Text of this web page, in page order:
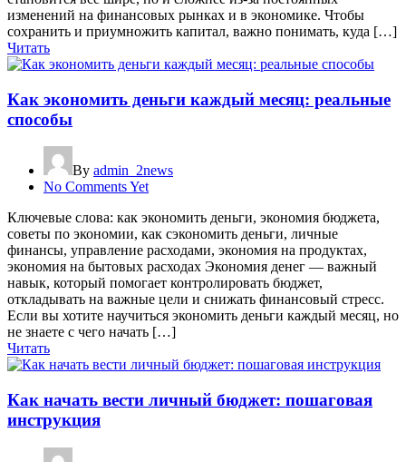
изменений на финансовых рынках и в экономике. Чтобы
сохранить и приумножить капитал, важно понимать, куда […]
Читать
Как экономить деньги каждый месяц: реальные
способы
By admin_2news
No Comments Yet
Ключевые слова: как экономить деньги, экономия бюджета,
советы по экономии, как сэкономить деньги, личные
финансы, управление расходами, экономия на продуктах,
экономия на бытовых расходах Экономия денег — важный
навык, который помогает контролировать бюджет,
откладывать на важные цели и снижать финансовый стресс.
Если вы хотите научиться экономить деньги каждый месяц, но
не знаете с чего начать […]
Читать
Как начать вести личный бюджет: пошаговая
инструкция